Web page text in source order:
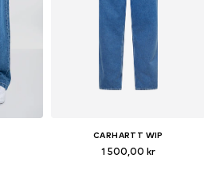
CARHARTT WIP
1 500,00 kr